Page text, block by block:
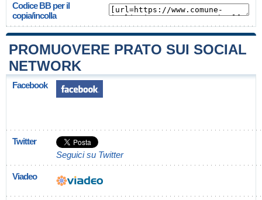
Codice BB per il
copia/incolla
PROMUOVERE PRATO SUI SOCIAL
NETWORK
Facebook
Twitter
Seguici su Twitter
Viadeo